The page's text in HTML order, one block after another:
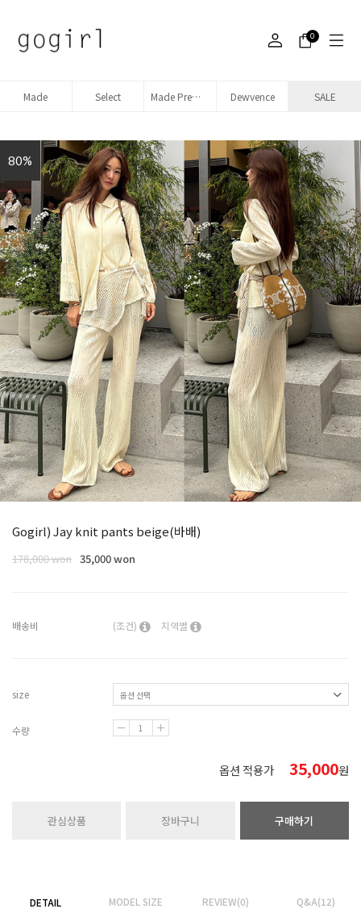
0
Made Select Made Premium denim Dewvence SALE
80%
Gogirl) Jay knit pants beige(바배)
178,000 won 35,000 won
배송비 (조건) 지역별
size
수량
옵션 적용가 35,000원
관심상품 장바구니 구매하기
DETAIL MODEL SIZE REVIEW(0) Q&A(12)